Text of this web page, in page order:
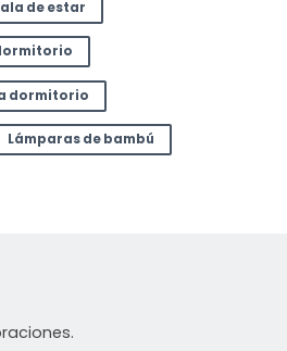
de estar
dormitorio
Lámparas de bambú